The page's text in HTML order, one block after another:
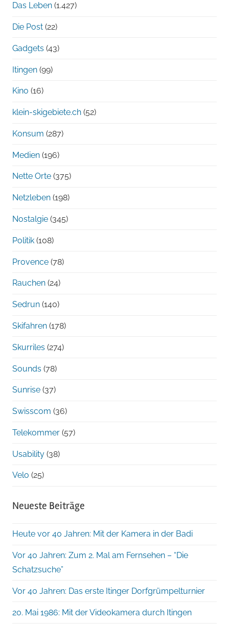
Das Leben (1.427)
Die Post (22)
Gadgets (43)
Itingen (99)
Kino (16)
klein-skigebiete.ch (52)
Konsum (287)
Medien (196)
Nette Orte (375)
Netzleben (198)
Nostalgie (345)
Politik (108)
Provence (78)
Rauchen (24)
Sedrun (140)
Skifahren (178)
Skurriles (274)
Sounds (78)
Sunrise (37)
Swisscom (36)
Telekommer (57)
Usability (38)
Velo (25)
Neueste Beiträge
Heute vor 40 Jahren: Mit der Kamera in der Badi
Vor 40 Jahren: Zum 2. Mal am Fernsehen – “Die
Schatzsuche”
Vor 40 Jahren: Das erste Itinger Dorfgrümpelturnier
20. Mai 1986: Mit der Videokamera durch Itingen